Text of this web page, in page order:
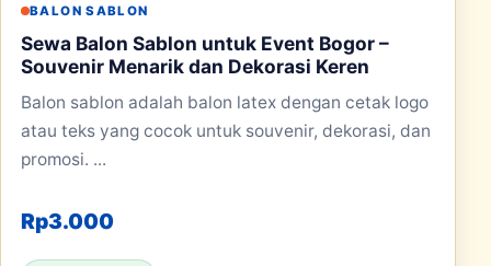
BALON SABLON
Sewa Balon Sablon untuk Event Bogor –
Souvenir Menarik dan Dekorasi Keren
Balon sablon adalah balon latex dengan cetak logo
atau teks yang cocok untuk souvenir, dekorasi, dan
promosi. ...
Rp3.000